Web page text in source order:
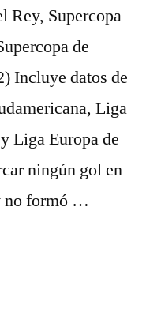
Rey, Supercopa
de
Incluye datos de
Liga
Liga Europa de
ningún gol en
no formó …